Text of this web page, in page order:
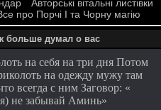
Авторські вітальні листівки
про Порчі І та Чорну магію
больше думал о вас
на себя на три дня Потом
на одежду мужу там
всегда с ним Заговор: «
не забывай Аминь»